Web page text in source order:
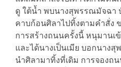
ดู ใต้น้ำ พบนางสุพรรณมัจฉา
คาบก้อนศิลาไปทิ้งตามคำสั่ง
การสร้างถนนครั้งนี้ หนุมานเ
และได้นางเป็นเมีย บอกนาง
นำศิลามาทิ้งที่เดิม การจองถ